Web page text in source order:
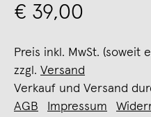
€ 39,00
Preis inkl. MwSt. (soweit
zzgl. Versand
Verkauf und Versand
AGB
Impressum